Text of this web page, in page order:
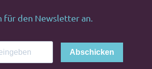
für den Newsletter an.
Abschicken